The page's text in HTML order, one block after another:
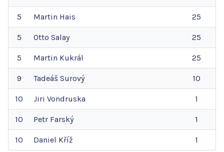
5 Martin Hais 25
5 Otto Salay 25
5 Martin Kukrál 25
9 Tadeáš Surový 10
10 Jiri Vondruska 1
10 Petr Farský 1
10 Daniel Kříž 1